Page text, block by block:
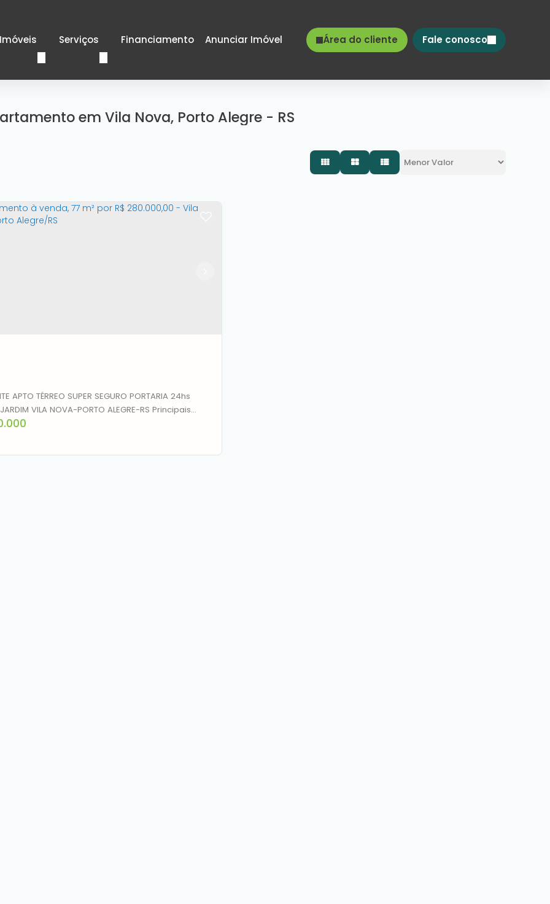
Fale conosco
Área do cliente
Anunciar Imóvel
Financiamento
Serviços
Imóveis
em Vila Nova, Porto Alegre - RS
APTO TÉRREO SUPER SEGURO PORTARIA 24hs
VILA NOVA-PORTO ALEGRE-RS Principais
em porcelanato+Apartamento